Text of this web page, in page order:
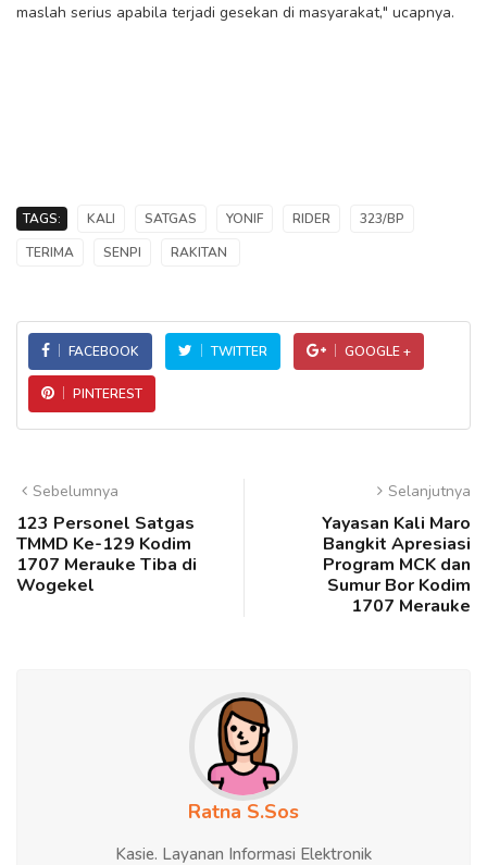
maslah serius apabila terjadi gesekan di masyarakat," ucapnya.
TAGS: KALI SATGAS YONIF RIDER
323/BP
TERIMA
SENPI RAKITAN
FACEBOOK TWITTER GOOGLE +
PINTEREST
Sebelumnya
123 Personel Satgas
TMMD Ke-129 Kodim
1707 Merauke Tiba di
Wogekel
Selanjutnya
Yayasan Kali Maro
Bangkit Apresiasi
Program MCK dan
Sumur Bor Kodim
1707 Merauke
Ratna S.Sos
Kasie. Layanan Informasi Elektronik